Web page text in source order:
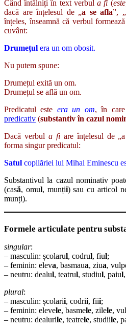
Când întâlniți în text verbula fi (
dacă are înțelesul de „a se afla”, „
înțeles, înseamnă că verbul
cuvânt:
Drumețul era un om obosit.
Nu putem spune:
Drumețul exită un om.
Drumețul se află un om.
Predicatul este era un om, în care
predicativ (substantiv în cazul
Dacă verbul a fiare înțelesul de
forma singur predicatul:
Satul copilăriei lui Mihai Eminescu
Substantivul la cazul nominativ
(casă, omul, munții) sau cu articol
munți).
Formele articulate pentru
singular:
– masculin: școlarul, codrul, fiul;
– feminin: eleva, basmaua, ziua,
– neutru: dealul, teatrul, studiul, paiul
plural:
– masculin: școlarii, codrii, fiii;
– feminin: elevele, basmele, zilele,
– neutru: dealurile, teatrele, studiile,